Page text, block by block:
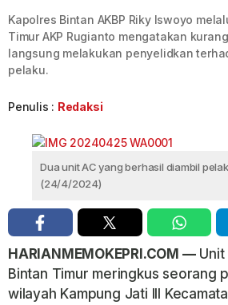
Kapolres Bintan AKBP Riky Iswoyo
Timur AKP Rugianto mengatakan
langsung melakukan penyelidkan
pelaku.
Penulis : Redaksi
Dua unit AC yang berhasil diambil
(24/4/2024)
HARIANMEMOKEPRI.COM —Unit
Bintan Timur meringkus seorang
wilayah Kampung Jati III